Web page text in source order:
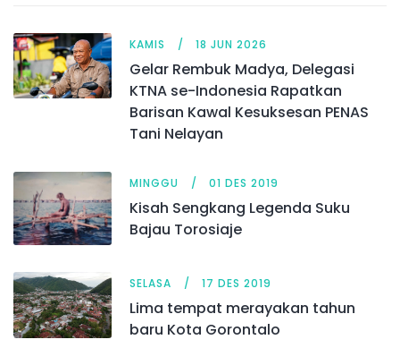
KAMIS 18 JUN 2026
Gelar Rembuk Madya, Delegasi
KTNA se-Indonesia Rapatkan
Barisan Kawal Kesuksesan PENAS
Tani Nelayan
MINGGU 01 DES 2019
Kisah Sengkang Legenda Suku
Bajau Torosiaje
SELASA 17 DES 2019
Lima tempat merayakan tahun
baru Kota Gorontalo